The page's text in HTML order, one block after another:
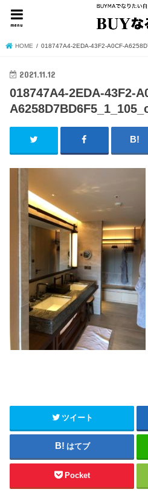
menu
HOME 018747A4-2EDA-43F2-A0CF-
2021.11.12
018747A4-2EDA-43F2-
ツイート
はてブ
Pocket